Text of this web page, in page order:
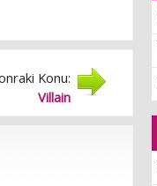
Konu:
Villain